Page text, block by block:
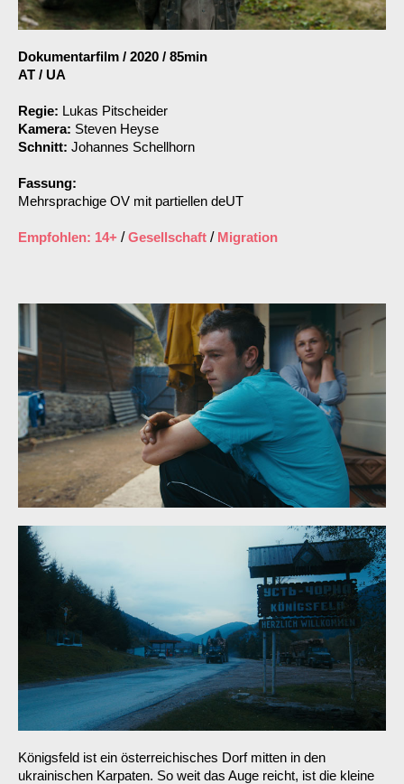
Dokumentarfilm / 2020 / 85min
AT / UA
Regie: Lukas Pitscheider
Kamera: Steven Heyse
Schnitt: Johannes Schellhorn
Fassung:
Mehrsprachige OV mit partiellen deUT
Empfohlen: 14+ /Gesellschaft / Migration
Königsfeld ist ein österreichisches Dorf mitten in den
ukrainischen Karpaten. So weit das Auge reicht, ist die kleine